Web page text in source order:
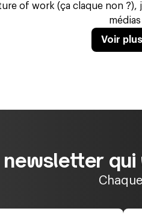
of work (ça claque non
médias
Voir plus
newsletter